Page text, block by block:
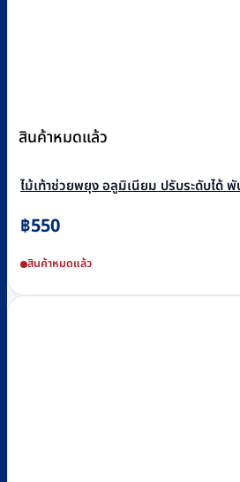
สินค้าหมดแล้ว
ไม้เท้าช่วยพยุง อลูมิเนียม ปรับระดับได้ พั
฿550
สินค้าหมดแล้ว